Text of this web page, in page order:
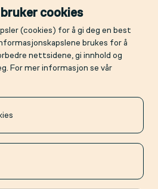
cookies
(cookies) for å gi deg en best
brukes for å
nettsidene, gi innhold og
For mer informasjon se vår